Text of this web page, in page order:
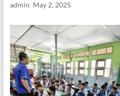
admin May 2, 2025